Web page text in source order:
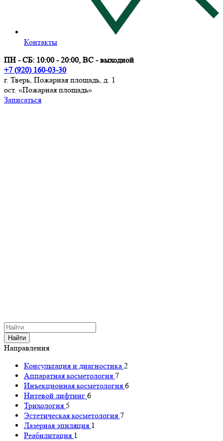
Контакты
ПН - СБ: 10:00 - 20:00, ВС - выходной
+7 (920) 160-03-30
г. Тверь, Пожарная площадь, д. 1
ост. «Пожарная площадь»
Записаться
Найти
Направления
Консультация и диагностика 2
Аппаратная косметология 7
Инъекционная косметология 6
Нитевой лифтинг 6
Трихология 5
Эстетическая косметология 7
Лазерная эпиляция 1
Реабилитация 1